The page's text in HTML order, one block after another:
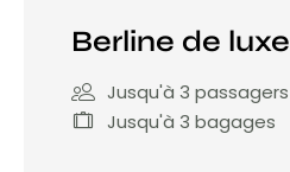
Berline de luxe
Jusqu'à 3 passagers
Jusqu'à 3 bagages